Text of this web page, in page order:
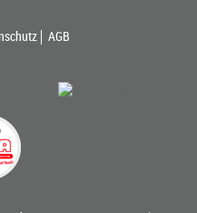
AGB